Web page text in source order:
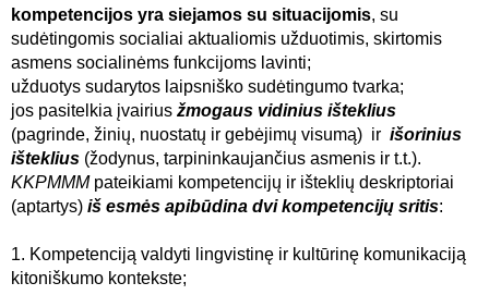
kompetencijos yra siejamos su situacijomis, su
sudėtingomis socialiai aktualiomis užduotimis, skirtomis
asmens socialinėms funkcijoms lavinti;
užduotys sudarytos laipsniško sudėtingumo tvarka;
jos pasitelkia įvairius žmogaus vidinius išteklius
(pagrinde, žinių, nuostatų ir gebėjimų visumą) ir išorinius
išteklius (žodynus, tarpininkaujančius asmenis ir t.t.).
KKPMMMpateikiami kompetencijų ir išteklių deskriptoriai
(aptartys) iš esmės apibūdina dvi kompetencijų sritis:
1. Kompetenciją valdyti lingvistinę ir kultūrinę komunikaciją
kitoniškumo kontekste;